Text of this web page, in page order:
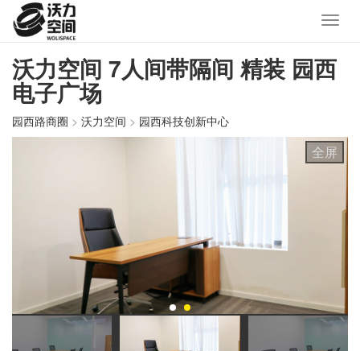
沃力空间 7人间带隔间 精装 园西
电子广场
园西路商圈 > 沃力空间 > 园西科技创新中心
全屏